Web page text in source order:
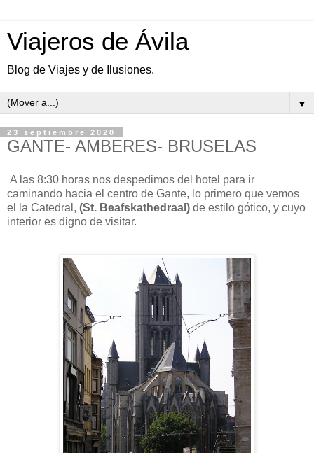
Viajeros de Ávila
Blog de Viajes y de Ilusiones.
▼
23 septiembre 2020
GANTE- AMBERES- BRUSELAS
A las 8:30 horas nos despedimos del hotel para ir
caminando hacia el centro de Gante, lo primero que vemos
el la Catedral, (St. Beafskathedraal) de estilo gótico, y cuyo
interior es digno de visitar.